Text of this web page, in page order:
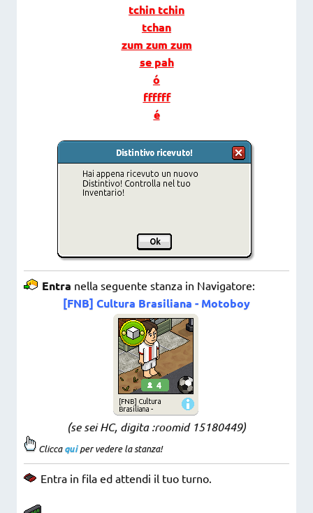
tchin tchin
tchan
zum zum zum
se pah
ó
ffffff
é
Entra nella seguente stanza in Navigatore:
[FNB] Cultura Brasiliana - Motoboy
(se sei HC, digita :roomid 15180449)
Cliccaquiper vedere la stanza!
Entra in fila ed attendi il tuo turno.